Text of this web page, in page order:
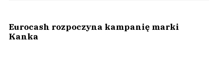
Eurocash rozpoczyna kampanię marki
Kanka